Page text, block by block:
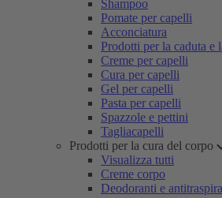
Shampoo
Pomate per capelli
Acconciatura
Prodotti per la caduta e
Creme per capelli
Cura per capelli
Gel per capelli
Pasta per capelli
Spazzole e pettini
Tagliacapelli
Prodotti per la cura del corpo
Visualizza tutti
Creme corpo
Deodoranti e